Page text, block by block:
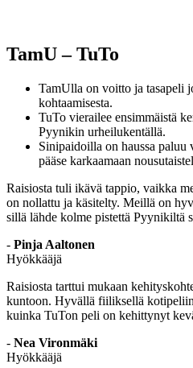
TamU – TuTo
TamUlla on voitto ja tasapeli
kohtaamisesta.
TuTo vierailee ensimmäistä
Pyynikin urheilukentällä.
Sinipaidoilla on haussa
pääse karkaamaan
Raisiosta tuli ikävä tappio, vaikka
on nollattu ja käsitelty. Meillä on
sillä lähde kolme pistettä Pyynikiltä
- Pinja Aaltonen
Hyökkääjä
Raisiosta tarttui mukaan
kuntoon. Hyvällä fiiliksellä
kuinka TuTon peli on kehittynyt
- Nea Vironmäki
Hyökkääjä